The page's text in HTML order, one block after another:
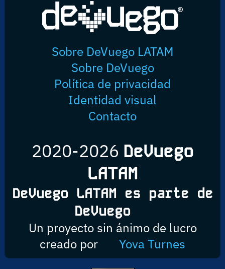
Sobre DeVuego LATAM
Sobre DeVuego
Política de privacidad
Identidad visual
Contacto
2020-2026 DeVuego
LATAM
DeVuego LATAM es parte de
DeVuego
Un proyecto sin ánimo de lucro
creado por
Yova Turnes